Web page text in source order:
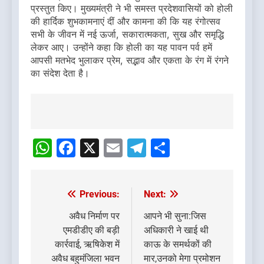
प्रस्तुत किए। मुख्यमंत्री ने भी समस्त प्रदेशवासियों को होली
की हार्दिक शुभकामनाएं दीं और कामना की कि यह रंगोत्सव
सभी के जीवन में नई ऊर्जा, सकारात्मकता, सुख और समृद्धि
लेकर आए। उन्होंने कहा कि होली का यह पावन पर्व हमें
आपसी मतभेद भुलाकर प्रेम, सद्भाव और एकता के रंग में रंगने
का संदेश देता है।
navigation
WhatsApp
Facebook
X EmailTelegram
Post
navigation
Previous:
अवैध निर्माण पर
एमडीडीए की बड़ी
कार्रवाई, ऋषिकेश में
अवैध बहुमंजिला भवन
Next:
आपने भी सुना:जिस
अधिकारी ने खाई थी
काऊ के समर्थकों की
मार,उनको मेगा प्रमोशन